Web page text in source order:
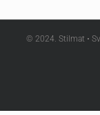
© 2024. Stilmat •